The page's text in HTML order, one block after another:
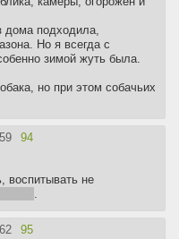
дома подходила,
Но я всегда с
зимой жуть была.
но при этом собачьих
94
воспитывать не
.
95